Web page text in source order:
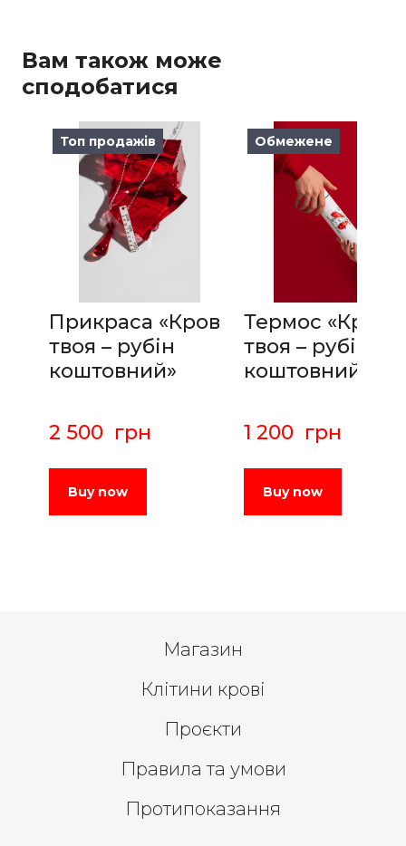
Вам також може
сподобатися
Топ продажів
Прикраса «Кров
твоя – рубін
коштовний»
2 500  грн
Buy now
Обмежене
Термос «Кров
твоя – рубін
коштовний»
1 200  грн
Buy now
Магазин
Клітини крові
Проєкти
Правила та умови
Протипоказання